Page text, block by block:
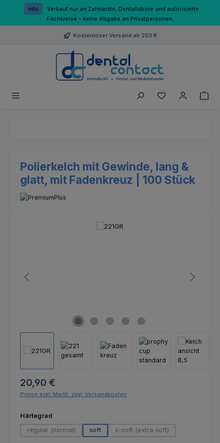
Zum Hauptinhalt springen
Info
Verkauf nur an Zahnärzte, Dentallabore und autorisierte
Fachkreise – keine Abgabe an Privatpersonen.
Kostenloser Versand ab 250 €
Du hast 0
Polierkelch mit Gewinde, lang &
glatt, mit Fadenkreuz | 100 Stück
Regulärer Preis:
20,90 €
Preise exkl. MwSt. zzgl. Versandkosten
Härtegrad
regular (normal)
(Diese Option ist zurzeit nicht verfügbar.)
soft x-soft (extra soft)
(Diese Option ist zurzeit